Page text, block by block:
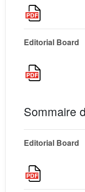
Editorial Board
Sommaire
Editorial Board